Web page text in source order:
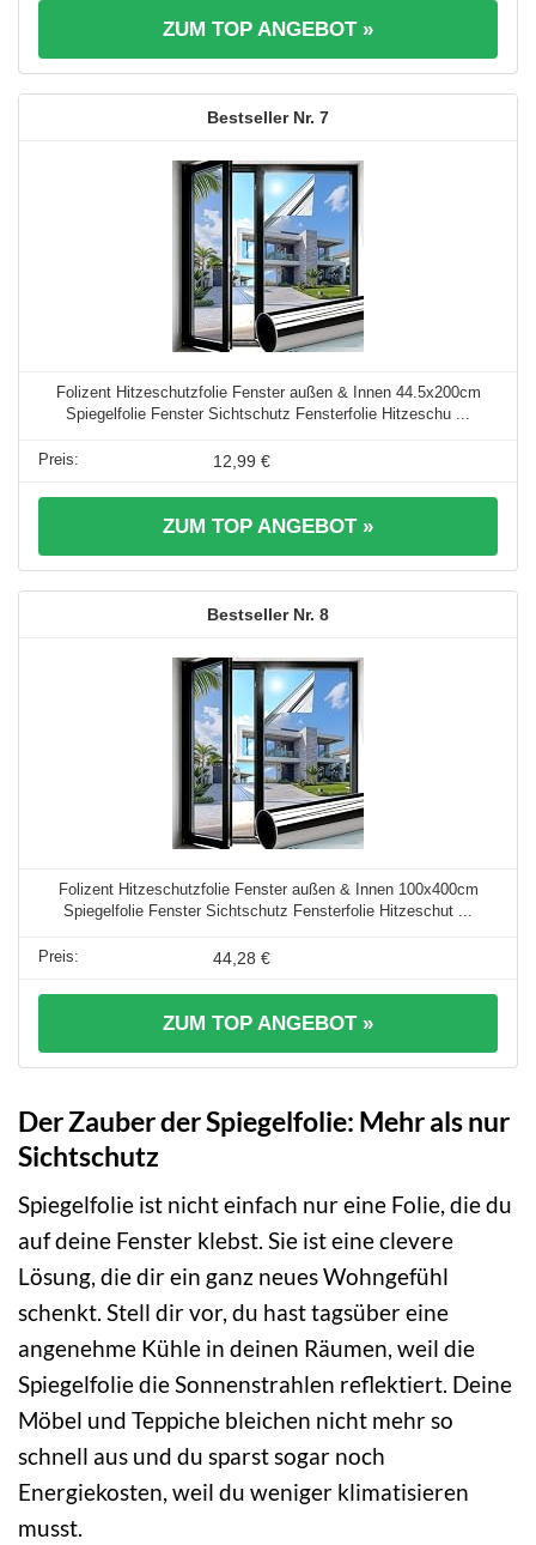
ZUM TOP ANGEBOT »
7
Folizent Hitzeschutzfolie Fenster außen & Innen 44.5x200cm
Spiegelfolie Fenster Sichtschutz Fensterfolie Hitzeschu ...
12,99 €
ZUM TOP ANGEBOT »
8
Folizent Hitzeschutzfolie Fenster außen & Innen 100x400cm
Spiegelfolie Fenster Sichtschutz Fensterfolie Hitzeschut ...
44,28 €
ZUM TOP ANGEBOT »
Der Zauber der Spiegelfolie: Mehr als nur
Sichtschutz
Spiegelfolie ist nicht einfach nur eine Folie, die du
auf deine Fenster klebst. Sie ist eine clevere
Lösung, die dir ein ganz neues Wohngefühl
schenkt. Stell dir vor, du hast tagsüber eine
angenehme Kühle in deinen Räumen, weil die
Spiegelfolie die Sonnenstrahlen reflektiert. Deine
Möbel und Teppiche bleichen nicht mehr so
schnell aus und du sparst sogar noch
Energiekosten, weil du weniger klimatisieren
musst.